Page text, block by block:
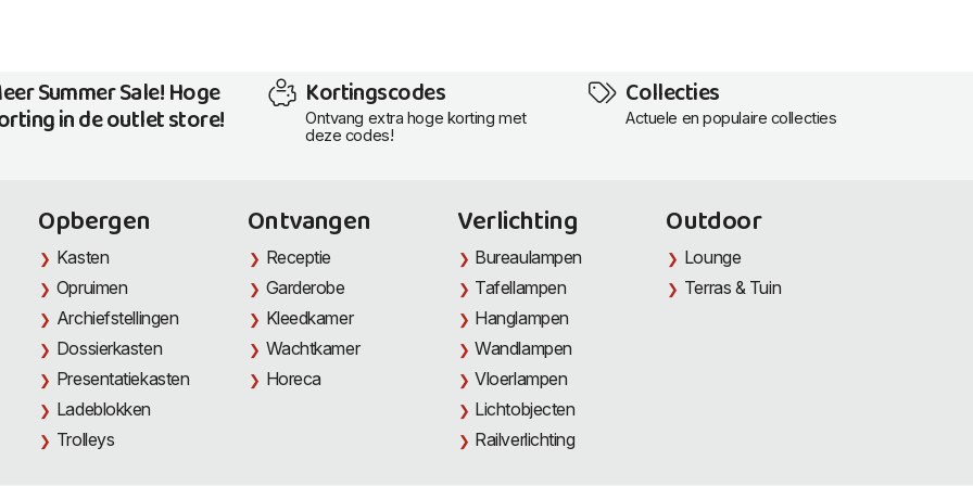
Summer Sale! Hoge
in de outlet store!
Kortingscodes
Ontvang extra hoge korting met
deze codes!
Collecties
Actuele en populaire collecties
Opbergen
Kasten
Opruimen
Archiefstellingen
Dossierkasten
Presentatiekasten
Ladeblokken
Trolleys
Ontvangen
Receptie
Garderobe
Kleedkamer
Wachtkamer
Horeca
Verlichting
Bureaulampen
Tafellampen
Hanglampen
Wandlampen
Vloerlampen
Lichtobjecten
Railverlichting
Outdoor
Lounge
Terras & Tuin